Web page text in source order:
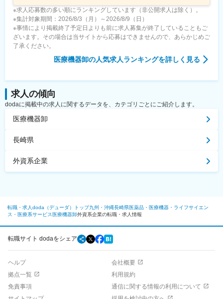
※求人応募数の多い順にランキングしています（非公開求人は除く）。
※集計対象期間：2026/8/3（月）～2026/8/9（日）
※事情により掲載終了予定日よりも前に求人募集が終了していることもご
ざいます。その場合は当サイトから応募はできませんので、あらかじめご
了承ください。
医療機器卸の人気求人ランキングを詳しく見る
求人の傾向
dodaに掲載中の求人に関するデータを、カテゴリごとにご紹介します。
医療機器卸
長崎県
外資系企業
転職・求人doda（デューダ）トップ九州・沖縄長崎県医薬品・医療機器・ライフサイエン
ス・医療系サービス 医療機器卸外資系企業の転職・求人情報
転職サイト dodaをシェア
ヘルプ
会社概要
拠点一覧
利用規約
免責事項
通信に関する情報の利用について